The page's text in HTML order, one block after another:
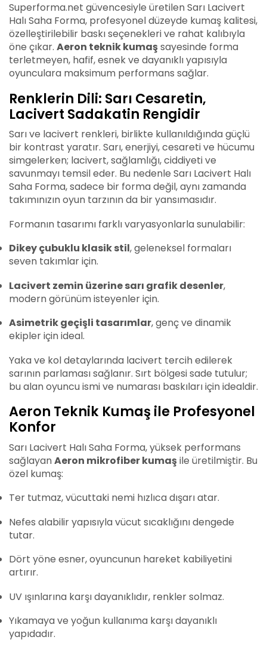
Superforma.net güvencesiyle üretilen Sarı Lacivert
Halı Saha Forma, profesyonel düzeyde kumaş kalitesi,
özelleştirilebilir baskı seçenekleri ve rahat kalıbıyla
öne çıkar. Aeron teknik kumaşsayesinde forma
terletmeyen, hafif, esnek ve dayanıklı yapısıyla
oyunculara maksimum performans sağlar.
Renklerin Dili: Sarı Cesaretin,
Lacivert Sadakatin Rengidir
Sarı ve lacivert renkleri, birlikte kullanıldığında güçlü
bir kontrast yaratır. Sarı, enerjiyi, cesareti ve hücumu
simgelerken; lacivert, sağlamlığı, ciddiyeti ve
savunmayı temsil eder. Bu nedenle Sarı Lacivert Halı
Saha Forma, sadece bir forma değil, aynı zamanda
takımınızın oyun tarzının da bir yansımasıdır.
Formanın tasarımı farklı varyasyonlarla sunulabilir:
Dikey çubuklu klasik stil, geleneksel formaları
seven takımlar için.
Lacivert zemin üzerine sarı grafik desenler,
modern görünüm isteyenler için.
Asimetrik geçişli tasarımlar, genç ve dinamik
ekipler için ideal.
Yaka ve kol detaylarında lacivert tercih edilerek
sarının parlaması sağlanır. Sırt bölgesi sade tutulur;
bu alan oyuncu ismi ve numarası baskıları için idealdir.
Aeron Teknik Kumaş ile Profesyonel
Konfor
Sarı Lacivert Halı Saha Forma, yüksek performans
sağlayanAeron mikrofiber kumaşile üretilmiştir. Bu
özel kumaş:
Ter tutmaz, vücuttaki nemi hızlıca dışarı atar.
Nefes alabilir yapısıyla vücut sıcaklığını dengede
tutar.
Dört yöne esner, oyuncunun hareket kabiliyetini
artırır.
UV ışınlarına karşı dayanıklıdır, renkler solmaz.
Yıkamaya ve yoğun kullanıma karşı dayanıklı
yapıdadır.